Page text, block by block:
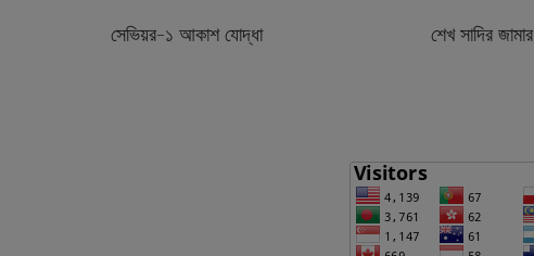
সেভিয়র-১ আকাশ যোদ্ধা শেখ সাদির